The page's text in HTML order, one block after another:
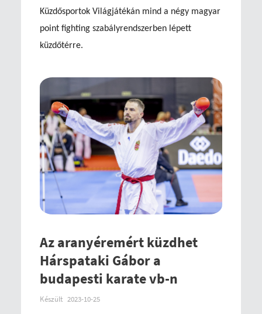
Küzdősportok Világjátékán mind a négy magyar
point fighting szabályrendszerben lépett
küzdőtérre.
Az aranyéremért küzdhet
Hárspataki Gábor a
budapesti karate vb-n
Készült 2023-10-25